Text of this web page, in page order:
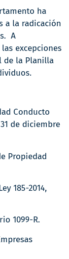
ha
a la radicación
A
excepciones
de la Planilla
Conducto
de diciembre
Propiedad
185-2014,
1099-R.